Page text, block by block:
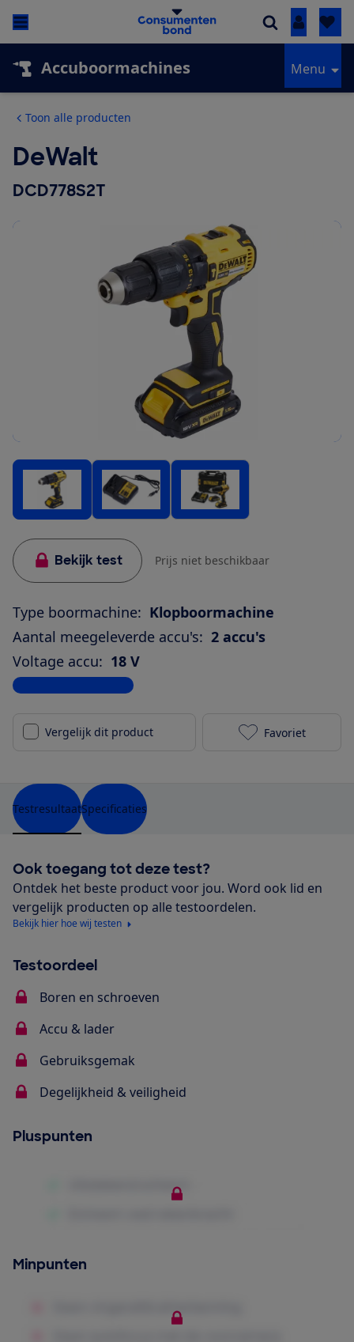
Inloggen
Accuboormachines Menu
Toon alle producten
DeWalt
DCD778S2T
Bekijk test Prijs niet beschikbaar
Type boormachine: Klopboormachine
Aantal meegeleverde accu's: 2 accu's
Voltage accu: 18 V
Bekijk alle specificaties
Vergelijk dit product DeWalt
Favoriet
TestresultaatSpecificaties
Ook toegang tot deze test?
Ontdek het beste product voor jou. Word ook lid en
vergelijk producten op alle testoordelen.
Bekijk hier hoe wij testen
Testoordeel
Boren en schroeven
Accu & lader
Gebruiksgemak
Degelijkheid & veiligheid
Pluspunten
Minpunten